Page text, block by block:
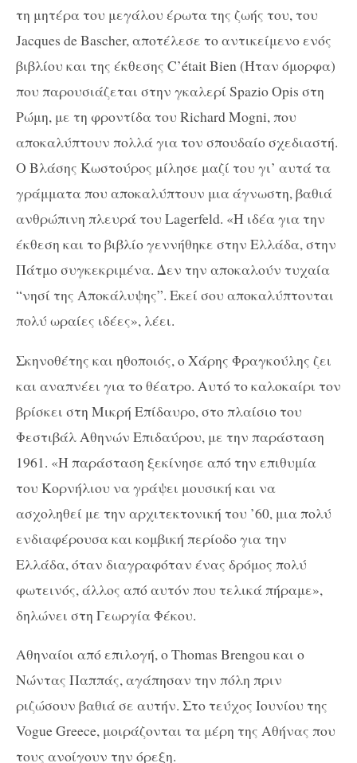
τη μητέρα του μεγάλου έρωτα της ζωής του, του
Jacques de Bascher, αποτέλεσε το αντικείμενο ενός
βιβλίου και της έκθεσης C’était Bien (Ήταν όμορφα)
που παρουσιάζεται στην γκαλερί Spazio Opis στη
Ρώμη, με τη φροντίδα του Richard Mogni, που
αποκαλύπτουν πολλά για τον σπουδαίο σχεδιαστή.
Ο Βλάσης Κωστούρος μίλησε μαζί του γι’ αυτά τα
γράμματα που αποκαλύπτουν μια άγνωστη, βαθιά
ανθρώπινη πλευρά του Lagerfeld. «Η ιδέα για την
έκθεση και το βιβλίο γεννήθηκε στην Ελλάδα, στην
Πάτμο συγκεκριμένα. Δεν την αποκαλούν τυχαία
“νησί της Αποκάλυψης”. Εκεί σου αποκαλύπτονται
πολύ ωραίες ιδέες», λέει.
Σκηνοθέτης και ηθοποιός, ο Χάρης Φραγκούλης ζει
και αναπνέει για το θέατρο. Αυτό το καλοκαίρι τον
βρίσκει στη Μικρή Επίδαυρο, στο πλαίσιο του
Φεστιβάλ Αθηνών Επιδαύρου, με την παράσταση
1961. «Η παράσταση ξεκίνησε από την επιθυμία
του Κορνήλιου να γράψει μουσική και να
ασχοληθεί με την αρχιτεκτονική του ’60, μια πολύ
ενδιαφέρουσα και κομβική περίοδο για την
Ελλάδα, όταν διαγραφόταν ένας δρόμος πολύ
φωτεινός, άλλος από αυτόν που τελικά πήραμε»,
δηλώνει στη Γεωργία Φέκου.
Αθηναίοι από επιλογή, ο Thomas Brengou και ο
Νώντας Παππάς, αγάπησαν την πόλη πριν
ριζώσουν βαθιά σε αυτήν. Στο τεύχος Ιουνίου της
Vogue Greece, μοιράζονται τα μέρη της Αθήνας που
τους ανοίγουν την όρεξη.